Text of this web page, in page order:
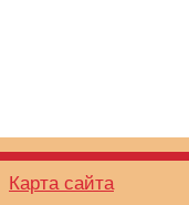
Карта сайта